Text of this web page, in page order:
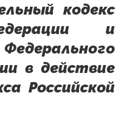
кодекс
и
в действие
Российской